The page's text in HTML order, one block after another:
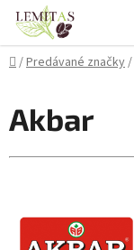
Prejsť
obsah
Domov
/Predávané značky/
Akbar